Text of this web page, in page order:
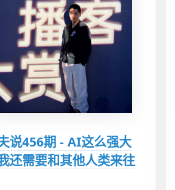
说456期 - AI这么强大
还需要和其他人类来往